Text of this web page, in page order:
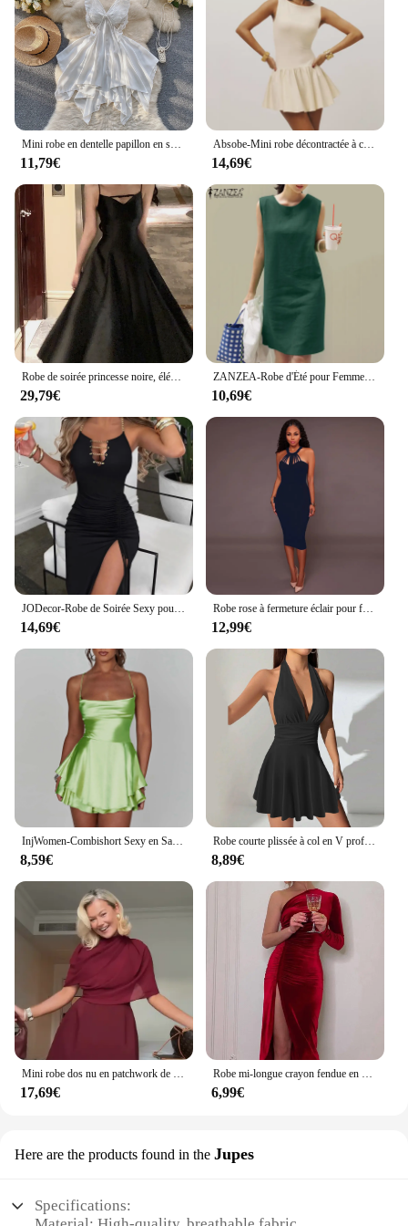
11,79€
Absobe-Mini robe décontractée à col rond pour femme, pull femme, abricot, fibre, taille haute, maigre, streetwear élégant, été
14,69€
29,79€
ZANZEA-Robe d'Été pour Femme, Vêtement à la Mode, Éducatif, Bureau, Travail, Élégant, Couleur Unie, Document, 2024
10,69€
JODecor-Robe de Soirée Sexy pour Femme, Tenue de Cérémonie Asymétrique, à Manches sulf, Fente Latérale, Été 2024
14,69€
Robe rose à fermeture éclair pour femme, tenue de bureau, slim, rouge, pour fête de mariage, streetwear, vêtements féminins
12,99€
InjWomen-Combishort Sexy en Satin pour Femme, Combishort, Couleur Unie, Col Capot, Fibre, Combinaisons Courtes, Été, Croisé, Dos aux, Barboteuse
8,59€
Robe courte plissée à col en V profond pour femmes, bretelles dos nu sexy, mode d'automne, fille épicée élégante, nouveau style, 2024
8,89€
Mini robe dos nu en patchwork de maille bordeaux pour femmes, robes trapèze à col rond, mode élégante, automne, nouveau
17,69€
Robe mi-longue crayon fendue en velours à manches longues pour femmes, vêtements de soirée élégants, tambour, printemps, automne
6,99€
Here are the products found in the Jupes
Specifications: